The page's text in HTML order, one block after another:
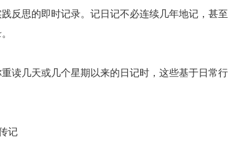
反思的即时记录。记日记不必连续几年地记，甚
几天或几个星期以来的日记时，这些基于日常
记